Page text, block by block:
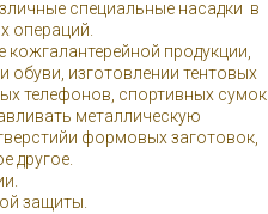
специальные насадки в
операций.
кожгалантерейной продукции,
изготовлении тентовых
телефонов, спортивных сумок
металлическую
формовых заготовок,
другое.
защиты.